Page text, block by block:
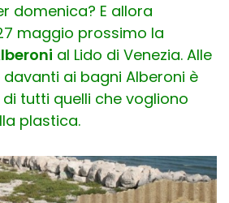
domenica? E allora
maggio prossimo la
al Lido di Venezia. Alle
davanti ai bagni Alberoni è
tutti quelli che vogliono
plastica.